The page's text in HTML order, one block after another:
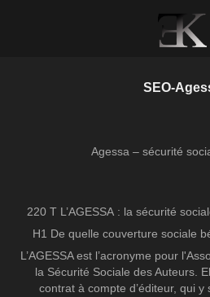
SEO-
Agessa – sécurité
220 T L’AGESSA : la sécurité
H1 De quelle couverture sociale
L’AGESSA est l’acronyme pour
la Sécurité Sociale des Auteurs.
contrat à compte d’éditeur, qui y